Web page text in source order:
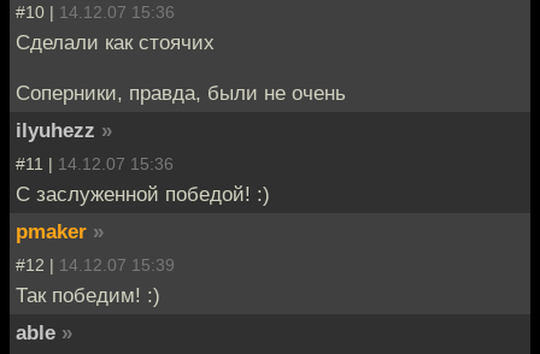
#10 | 14.12.07 15:36
Сделали как стоячих
Соперники, правда, были не очень
ilyuhezz »
#11 | 14.12.07 15:36
C заслуженной победой! :)
pmaker »
#12 | 14.12.07 15:39
Так победим! :)
able »